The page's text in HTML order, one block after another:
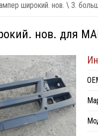
широкий. нов. \ 3.
нов. для